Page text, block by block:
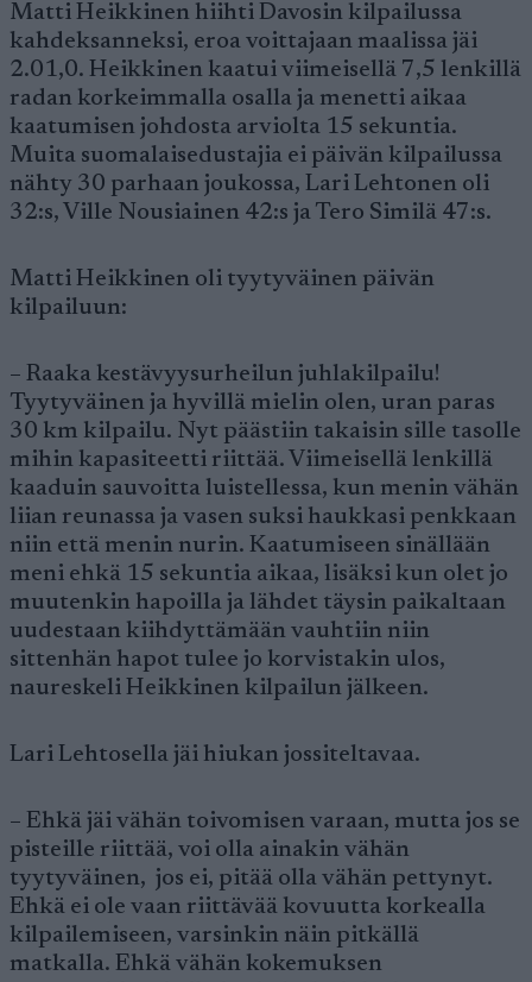
Matti Heikkinen hiihti Davosin kilpailussa
kahdeksanneksi, eroa voittajaan maalissa jäi
2.01,0. Heikkinen kaatui viimeisellä 7,5 lenkillä
radan korkeimmalla osalla ja menetti aikaa
kaatumisen johdosta arviolta 15 sekuntia.
Muita suomalaisedustajia ei päivän kilpailussa
nähty 30 parhaan joukossa, Lari Lehtonen oli
32:s, Ville Nousiainen 42:s ja Tero Similä 47:s.
Matti Heikkinen oli tyytyväinen päivän
kilpailuun:
– Raaka kestävyysurheilun juhlakilpailu!
Tyytyväinen ja hyvillä mielin olen, uran paras
30 km kilpailu. Nyt päästiin takaisin sille tasolle
mihin kapasiteetti riittää. Viimeisellä lenkillä
kaaduin sauvoitta luistellessa, kun menin vähän
liian reunassa ja vasen suksi haukkasi penkkaan
niin että menin nurin. Kaatumiseen sinällään
meni ehkä 15 sekuntia aikaa, lisäksi kun olet jo
muutenkin hapoilla ja lähdet täysin paikaltaan
uudestaan kiihdyttämään vauhtiin niin
sittenhän hapot tulee jo korvistakin ulos,
naureskeli Heikkinen kilpailun jälkeen.
Lari Lehtosella jäi hiukan jossiteltavaa.
– Ehkä jäi vähän toivomisen varaan, mutta jos se
pisteille riittää, voi olla ainakin vähän
tyytyväinen, jos ei, pitää olla vähän pettynyt.
Ehkä ei ole vaan riittävää kovuutta korkealla
kilpailemiseen, varsinkin näin pitkällä
matkalla. Ehkä vähän kokemuksen